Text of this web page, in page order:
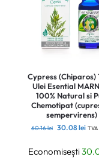
Cypress (Chiparos)
Ulei Esential
100% Natural si
Chemotipat
sempervirens)
60.16lei 30.08lei TVA
Economisești